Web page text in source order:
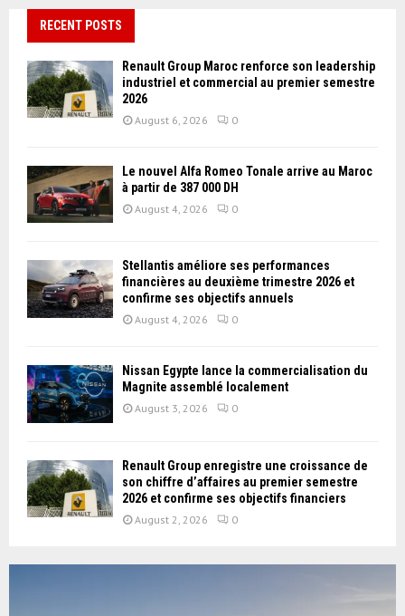
RECENT POSTS
Renault Group Maroc renforce son leadership
industriel et commercial au premier semestre
2026
August 6, 2026 0
Le nouvel Alfa Romeo Tonale arrive au Maroc
à partir de 387 000 DH
August 4, 2026 0
Stellantis améliore ses performances
financières au deuxième trimestre 2026 et
confirme ses objectifs annuels
August 4, 2026 0
Nissan Égypte lance la commercialisation du
Magnite assemblé localement
August 3, 2026 0
Renault Group enregistre une croissance de
son chiffre d’affaires au premier semestre
2026 et confirme ses objectifs financiers
August 2, 2026 0